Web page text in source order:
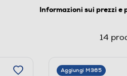
Informazioni sui prezzi
14
Aggiungi M365